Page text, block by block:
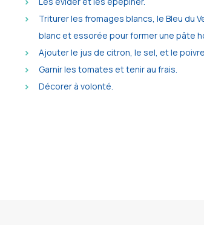
Triturer les fromages blancs, le Bleu du
blanc et essorée pour former une pâte
Ajouter le jus de citron, le sel, et le
Garnir les tomates et tenir au frais.
Décorer à volonté.